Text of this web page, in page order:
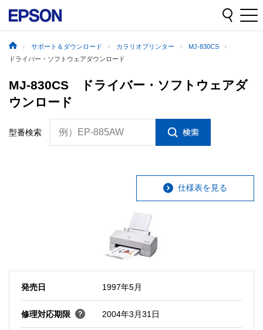
サポート＆ダウンロード カラリオプリンター
MJ-830CS
ドライバー・ソフトウェアダウンロード
MJ-830CS ドライバー・ソフトウェアダ
ウンロード
型番検索 例）EP-885AW
仕様表を見る
発売日 1997年5月
修理対応期限 2004年3月31日